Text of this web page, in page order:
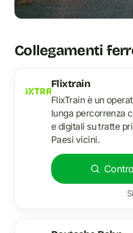
Collegamenti
Flixtrain
FlixTrain è un
lunga percorrenza
e digitali su tratte
Paesi vicini.